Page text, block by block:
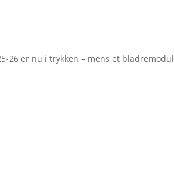
26 er nu i trykken – mens et bladremodul